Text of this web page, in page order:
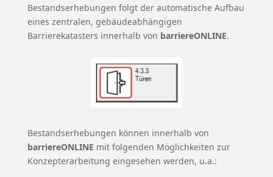
Bestandserhebungen folgt der automatische Aufbau
eines zentralen, gebäudeabhängigen
Barrierekatasters innerhalb von barriereONLINE.
Bestandserhebungen können innerhalb von
barriereONLINE mit folgenden Möglichkeiten zur
Konzepterarbeitung eingesehen werden, u.a.: